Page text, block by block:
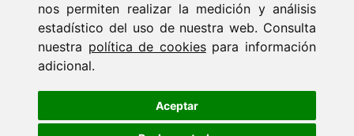
nos permiten realizar la medición y análisis
estadístico del uso de nuestra web. Consulta
nuestra política de cookiespara información
adicional.
Aceptar
ejaso_comunica@ejaso.com
(+34) 915 341 480